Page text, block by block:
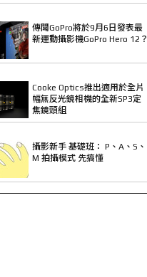
傳聞GoPro將於9月6日發表最
新運動攝影機GoPro Hero 12？
Cooke Optics推出適用於全片
幅無反光鏡相機的全新SP3定
焦鏡頭組
攝影新手 基礎班： P、A、S、
M 拍攝模式 先搞懂